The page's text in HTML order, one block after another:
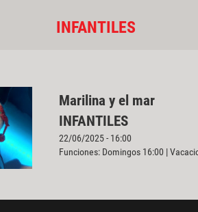
INFANTILES
Marilina y el mar
INFANTILES
22/06/2025 - 16:00
Funciones: Domingos 16:00 |